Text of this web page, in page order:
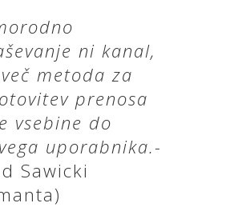
ni kanal,
metoda za
prenosa
vsebine do
uporabnika.-
Sawicki